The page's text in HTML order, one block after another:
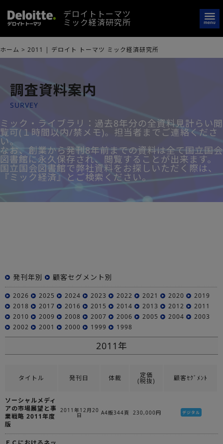
デロイトトーマツ
ミック経済研究所
ホーム > 2011 | デロイト トーマツ ミック経済研究所
調査資料案内
SURVEY
ミック・ライブラリ：過去8年分の全資料見計らい閲
覧可(１時間以内/禁メモ)。担当者までご連絡くださ
い。
なお、創業から発刊8年前までの資料は全て国立国会
図書館に永久保存され、閲覧することが出来ます。
国立国会図書館で弊社資料をお探しいただく際は、
『ミック経済』とご検索ください。
発刊年別 顧客セグメント別
2026 2025 2024 2023 2022 2021 2020
2019
2018
2017 2016 2015 2014 2013 2012
2011
2010
2009 2008 2007 2006 2005 2004
2003
2002
2001 2000 1999 1998
2011年
タイトル 発刊日 体裁 定価
(税抜) 顧客ｾｸﾞﾒﾝﾄ
ソーシャルメディ
アの市場展望と事
業戦略 2011年度
版
2011年12月20
日 A4版344頁 230,000円 デジタル